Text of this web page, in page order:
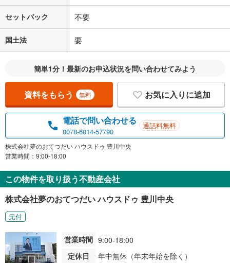
セットバック 不要
国土法 要
簡単1分！最新のお申込状況を問い合わせてみよう
資料をもらう 無料 お気に入りに追加
電話で問い合わせる
0078-6014-57790
通話料無料
株式会社夢のおてつだい ハウスドゥ 豊川中央
営業時間：9:00-18:00
この物件を取り扱う不動産会社
株式会社夢のおてつだい ハウスドゥ 豊川中央
元付
営業時間 9:00-18:00
定休日
年中無休（年末年始を除く）